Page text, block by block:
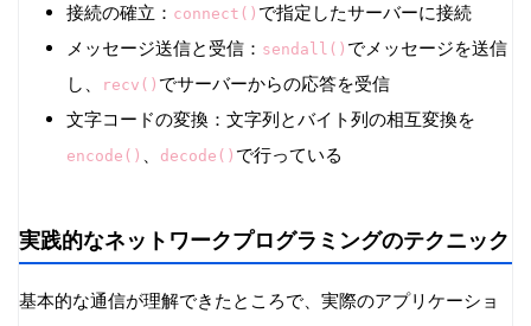
接続の確立： connect() で指定したサーバーに接続
メッセージ送信と受信： sendall() でメッセージを送信
し、
recv() でサーバーからの応答を受信
文字コードの変換：文字列とバイト列の相互変換を
encode() 、 decode() で行っている
実践的なネットワークプログラミングのテクニック
基本的な通信が理解できたところで、実際のアプリケーショ